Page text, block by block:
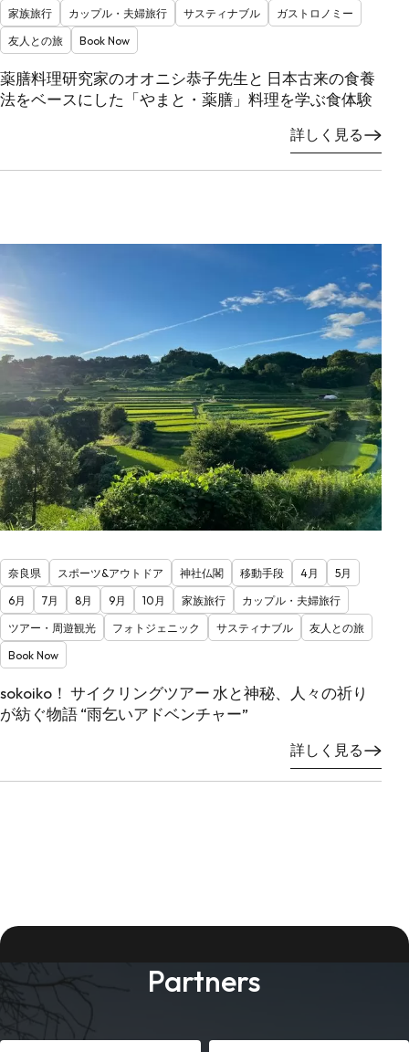
家族旅行 カップル・夫婦旅行 サスティナブル
ガストロノミー
友人との旅
Book Now
薬膳料理研究家のオオニシ恭子先生と 日本古来の食養
法をベースにした「やまと・薬膳」料理を学ぶ食体験
詳しく見る
奈良県 スポーツ&アウトドア 神社仏閣 移動手段 4月
5月
6月
7月 8月 9月 10月 家族旅行
カップル・夫婦旅行
ツアー・周遊観光
フォトジェニック サスティナブル
友人との旅
Book Now
sokoiko！ サイクリングツアー 水と神秘、人々の祈り
が紡ぐ物語 “雨乞いアドベンチャー”
詳しく見る
Partners